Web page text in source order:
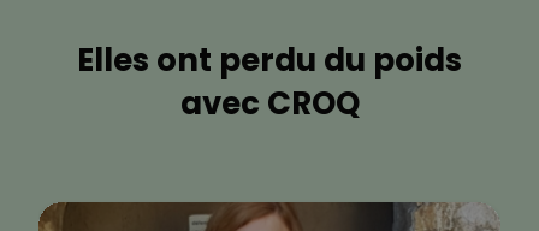
Elles ont perdu du poids
avec CROQ